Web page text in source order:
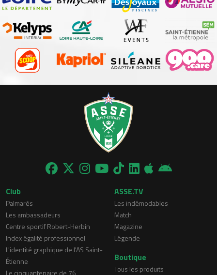
Club
Palmarès
Les ambassadeurs
Centre sportif Robert-Herbin
Index égalité professionnel
L'identité graphique de l'AS Saint-
Étienne
Le cinquantenaire de 76
ASSE.TV
Les indémodables
Match
Magazine
Légende
Boutique
Tous les produits